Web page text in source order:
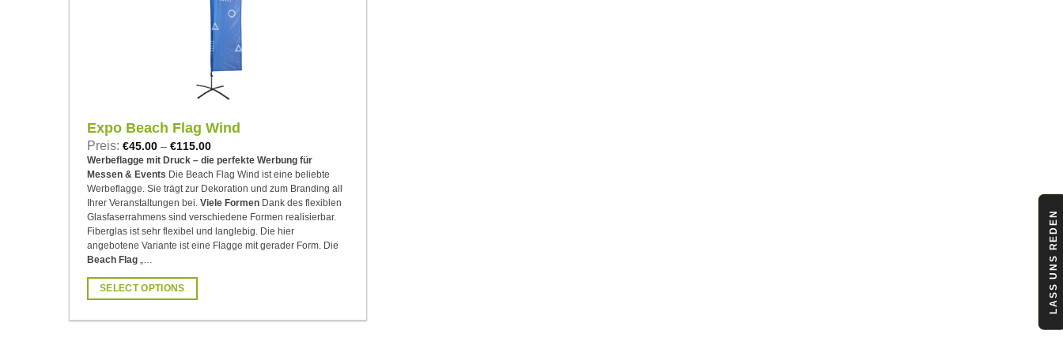
Expo Beach Flag Wind
Preis: €45.00 –€115.00
Werbeflagge mit Druck – die perfekte Werbung für
Messen & Events Die Beach Flag Wind ist eine beliebte
Werbeflagge. Sie trägt zur Dekoration und zum Branding all
Ihrer Veranstaltungen bei.Viele Formen Dank des flexiblen
Glasfaserrahmens sind verschiedene Formen realisierbar.
Fiberglas ist sehr flexibel und langlebig. Die hier
angebotene Variante ist eine Flagge mit gerader Form. Die
Beach Flag
SELECT OPTIONS
Produkt
LASS UNS REDEN